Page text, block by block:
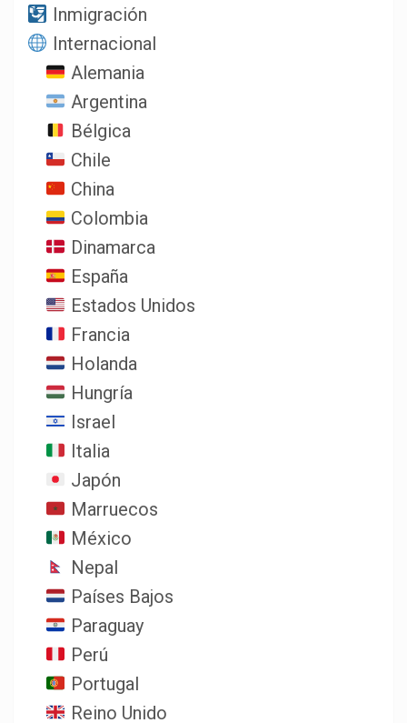
Inmigración
Internacional
Alemania
Argentina
Bélgica
Chile
China
Colombia
Dinamarca
España
Estados Unidos
Francia
Holanda
Hungría
Israel
Italia
Japón
Marruecos
México
Nepal
Países Bajos
Paraguay
Perú
Portugal
Reino Unido